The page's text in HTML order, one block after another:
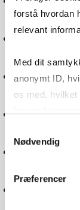
forstå hvordan
relevant
Med dit
anonymt ID,
os med, hvilket
markedsføring.
Nødvendig
Præferencer
Metode
Offentlig
Etik